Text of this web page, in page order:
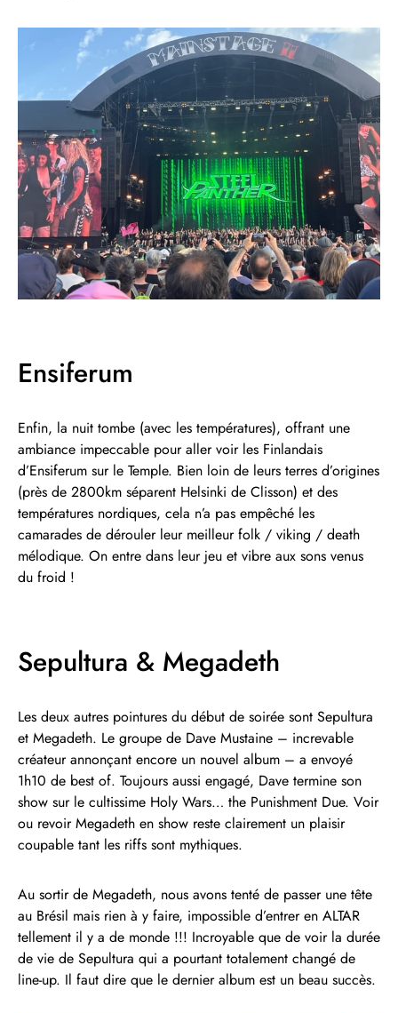
Ensiferum
Enfin, la nuit tombe (avec les températures), offrant une
ambiance impeccable pour aller voir les Finlandais
d’Ensiferum sur le Temple. Bien loin de leurs terres d’origines
(près de 2800km séparent Helsinki de Clisson) et des
températures nordiques, cela n’a pas empêché les
camarades de dérouler leur meilleur folk / viking / death
mélodique. On entre dans leur jeu et vibre aux sons venus
du froid !
Sepultura & Megadeth
Les deux autres pointures du début de soirée sont Sepultura
et Megadeth. Le groupe de Dave Mustaine – increvable
créateur annonçant encore un nouvel album – a envoyé
1h10 de best of. Toujours aussi engagé, Dave termine son
show sur le cultissime Holy Wars… the Punishment Due. Voir
ou revoir Megadeth en show reste clairement un plaisir
coupable tant les riffs sont mythiques.
Au sortir de Megadeth, nous avons tenté de passer une tête
au Brésil mais rien à y faire, impossible d’entrer en ALTAR
tellement il y a de monde !!! Incroyable que de voir la durée
de vie de Sepultura qui a pourtant totalement changé de
line-up. Il faut dire que le dernier album est un beau succès.